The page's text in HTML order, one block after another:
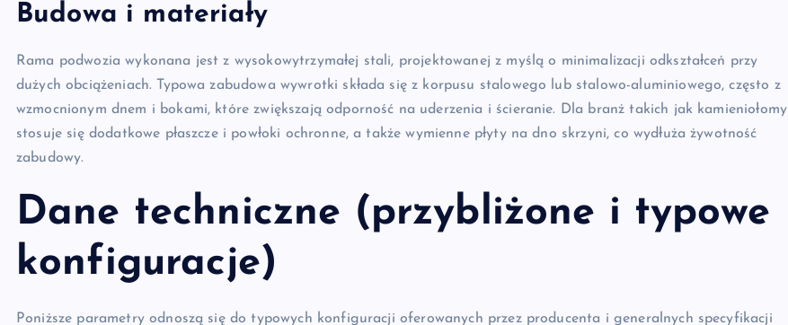
Budowa i materiały
Rama podwozia wykonana jest z wysokowytrzymałej stali, projektowanej z myślą o minimalizacji odkształceń przy
dużych obciążeniach. Typowa zabudowa wywrotki składa się z korpusu stalowego lub stalowo-aluminiowego, często z
wzmocnionym dnem i bokami, które zwiększają odporność na uderzenia i ścieranie. Dla branż takich jak kamieniołomy
stosuje się dodatkowe płaszcze i powłoki ochronne, a także wymienne płyty na dno skrzyni, co wydłuża żywotność
zabudowy.
Dane techniczne (przybliżone i typowe
konfiguracje)
Poniższe parametry odnoszą się do typowych konfiguracji oferowanych przez producenta i generalnych specyfikacji